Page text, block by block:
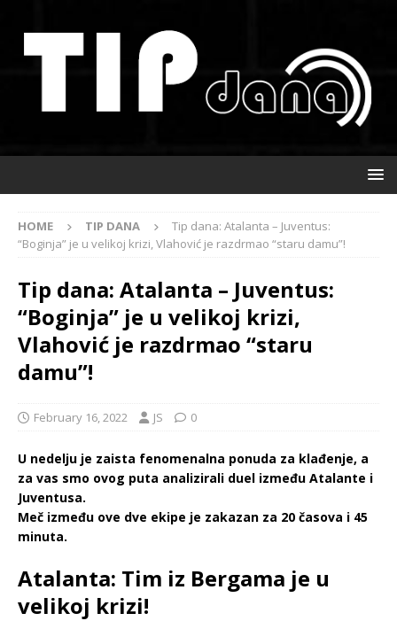
HOME TIP DANA
Tip dana: Atalanta – Juventus:
“Boginja” je u velikoj krizi, Vlahović je razdrmao “staru damu”!
Tip dana: Atalanta – Juventus:
“Boginja” je u velikoj krizi,
Vlahović je razdrmao “staru
damu”!
February 16, 2022 JS 0
U nedelju je zaista fenomenalna ponuda za klađenje, a
za vas smo ovog puta analizirali duel između Atalante i
Juventusa.
Meč između ove dve ekipe je zakazan za 20 časova i 45
minuta.
Atalanta: Tim iz Bergama je u
velikoj krizi!